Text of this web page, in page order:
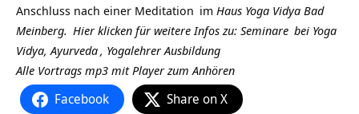
Anschluss nach einer Meditation im Haus Yoga Vidya Bad
Meinberg. Hier klicken für weitere Infos zu: Seminare bei Yoga
Vidya,Ayurveda, Yogalehrer Ausbildung
Alle Vortrags mp3 mit Player zum Anhören
Facebook Share on X